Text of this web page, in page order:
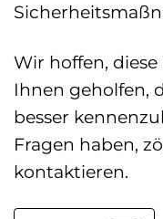
Wir hoffen,
Ihnen geholfen,
besser
Fragen haben,
kontaktieren.